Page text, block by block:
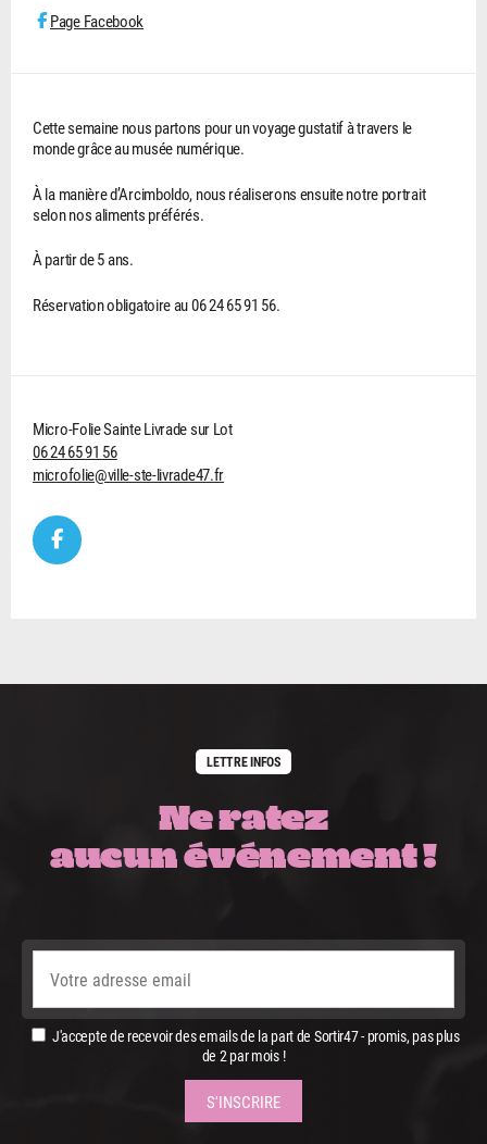
Page Facebook
Cette semaine nous partons pour un voyage gustatif à travers le
monde grâce au musée numérique.
À la manière d’Arcimboldo, nous réaliserons ensuite notre portrait
selon nos aliments préférés.
À partir de 5 ans.
Réservation obligatoire au 06 24 65 91 56.
Micro-Folie Sainte Livrade sur Lot
06 24 65 91 56
microfolie@ville-ste-livrade47.fr
LETTRE INFOS
Ne ratez
aucun événement !
J'accepte de recevoir des emails de la part de Sortir47 - promis, pas plus
de 2 par mois !